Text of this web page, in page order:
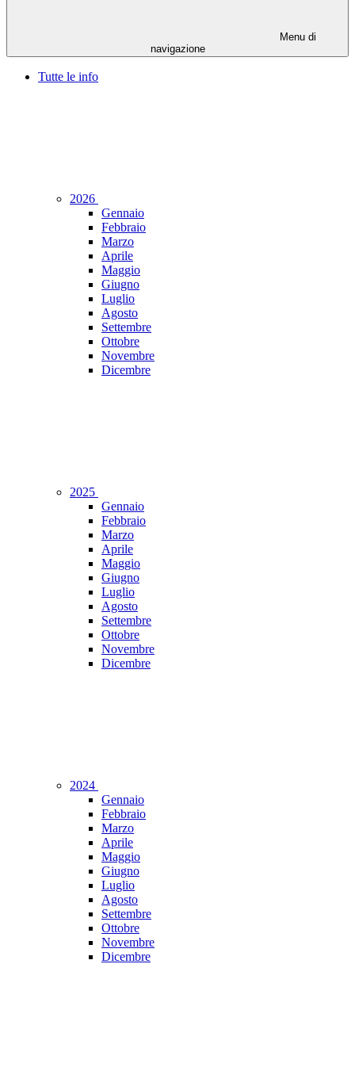
Menu di
navigazione
Tutte le info
2026
Gennaio
Febbraio
Marzo
Aprile
Maggio
Giugno
Luglio
Agosto
Settembre
Ottobre
Novembre
Dicembre
2025
Gennaio
Febbraio
Marzo
Aprile
Maggio
Giugno
Luglio
Agosto
Settembre
Ottobre
Novembre
Dicembre
2024
Gennaio
Febbraio
Marzo
Aprile
Maggio
Giugno
Luglio
Agosto
Settembre
Ottobre
Novembre
Dicembre